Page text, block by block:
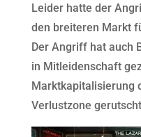
Leider hatte der
den breiteren Markt
Der Angriff hat auch
in Mitleidenschaft
Marktkapitalisierung
Verlustzone